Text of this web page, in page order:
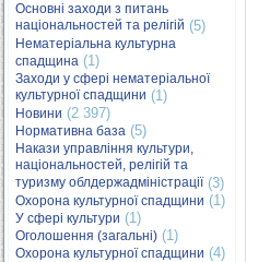
Основні заходи з питань
національностей та релігій (5)
Нематеріальна культурна
спадщина (1)
Заходи у сфері нематеріальної
культурної спадщини (1)
Новини (2 397)
Нормативна база (5)
Накази управління культури,
національностей, релігій та
туризму облдержадміністрації(3)
Охорона культурної спадщини (1)
У сфері культури (1)
Оголошення (загальні) (1)
Охорона культурної спадщини (4)